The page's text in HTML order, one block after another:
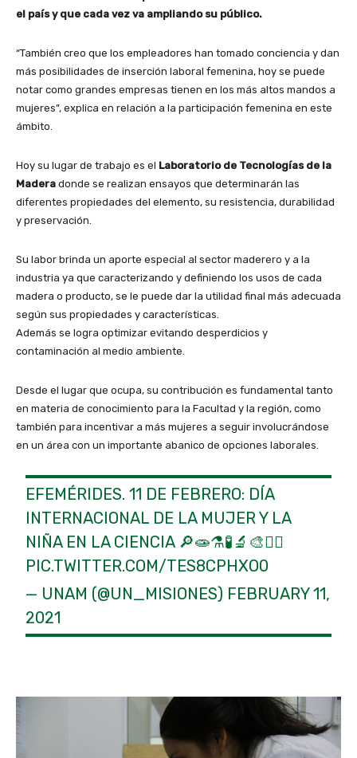
el país y que cada vez va ampliando su público.
“También creo que los empleadores han tomado conciencia y dan
más posibilidades de inserción laboral femenina, hoy se puede
notar como grandes empresas tienen en los más altos mandos a
mujeres”, explica en relación a la participación femenina en este
ámbito.
Hoy su lugar de trabajo es el Laboratorio de Tecnologías de la
Madera donde se realizan ensayos que determinarán las
diferentes propiedades del elemento, su resistencia, durabilidad
y preservación.
Su labor brinda un aporte especial al sector maderero y a la
industria ya que caracterizando y definiendo los usos de cada
madera o producto, se le puede dar la utilidad final más adecuada
según sus propiedades y características.
Además se logra optimizar evitando desperdicios y
contaminación al medio ambiente.
Desde el lugar que ocupa, su contribución es fundamental tanto
en materia de conocimiento para la Facultad y la región, como
también para incentivar a más mujeres a seguir involucrándose
en un área con un importante abanico de opciones laborales.
EFEMÉRIDES. 11 DE FEBRERO: DÍA
INTERNACIONAL DE LA MUJER Y LA
NIÑA EN LA CIENCIA 🔎🧫⚗🧪🔬🎨✍🏼
PIC.TWITTER.COM/TES8CPHXO0
— UNAM (@UN_MISIONES) FEBRUARY 11,
2021